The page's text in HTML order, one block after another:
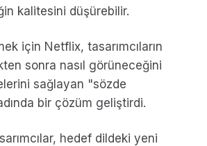
kalitesini düşürebilir.
için Netflix, tasarımcıların
sonra nasıl görüneceğini
sağlayan "sözde
bir çözüm geliştirdi.
hedef dildeki yeni